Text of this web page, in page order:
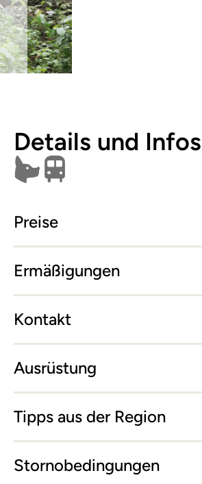
Details und Infos
Hunde erlaubt
Preise
Ermäßigungen
Kontakt
Ausrüstung
Tipps aus der Region
Stornobedingungen